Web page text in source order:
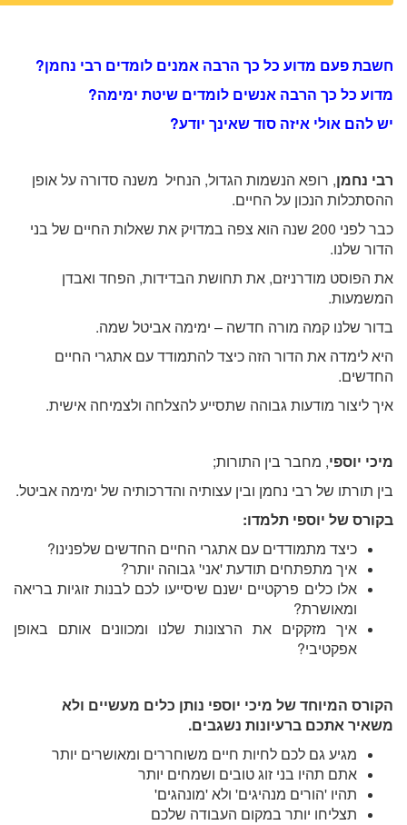
חשבת פעם מדוע כל כך הרבה אמנים לומדים רבי נחמן?
מדוע כל כך הרבה אנשים לומדים שיטת ימימה?
יש להם אולי איזה סוד שאינך יודע?
רבי נחמן, רופא הנשמות הגדול, הנחיל משנה סדורה על אופן
ההסתכלות הנכון על החיים.
כבר לפני 200 שנה הוא צפה במדויק את שאלות החיים של בני
הדור שלנו.
את הפוסט מודרניזם, את תחושת הבדידות, הפחד ואבדן
המשמעות.
בדור שלנו קמה מורה חדשה – ימימה אביטל שמה.
היא לימדה את הדור הזה כיצד להתמודד עם אתגרי החיים
החדשים.
איך ליצור מודעות גבוהה שתסייע להצלחה ולצמיחה אישית.
מיכי יוספי, מחבר בין התורות;
בין תורתו של רבי נחמן ובין עצותיה והדרכותיה של ימימה אביטל.
בקורס של יוספי תלמדו:
כיצד מתמודדים עם אתגרי החיים החדשים שלפנינו?
איך מתפתחים תודעת 'אני' גבוהה יותר?
אלו כלים פרקטיים ישנם שיסייעו לכם לבנות זוגיות בריאה
ומאושרת?
איך מזקקים את הרצונות שלנו ומכוונים אותם באופן
אפקטיבי?
הקורס המיוחד של מיכי יוספי נותן כלים מעשיים ולא
משאיר אתכם ברעיונות נשגבים.
מגיע גם לכם לחיות חיים משוחררים ומאושרים יותר
אתם תהיו בני זוג טובים ושמחים יותר
תהיו 'הורים מנהיגים' ולא 'מונהגים'
תצליחו יותר במקום העבודה שלכם